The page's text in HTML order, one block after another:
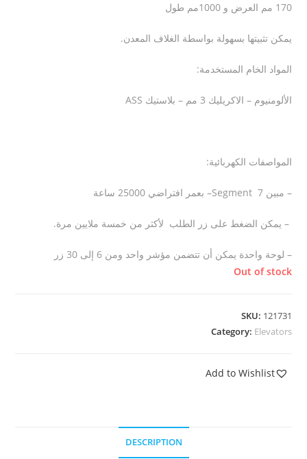
170 مم العرض و 1000مم طول
يمكن تثبيتها بسهولة بواسطة الغلاف المعدن.
المواد الخام المستخدمة:
الألومنيوم – الاكريليك 3 مم – بلاستيك ASS
المواصفات الكهربائية:
– مبين 7 Segment– بعمر افتراضي 25000 ساعة
– يمكن الضغط على زر الطلب لأكثر من خمسة ملايين مرة.
– لوحة واحدة يمكن أن تتضمن مؤشر واحد ومن 6 إلى 30 زر
Out of stock
SKU: 121731
Category: Elevators
Add to Wishlist
DESCRIPTION